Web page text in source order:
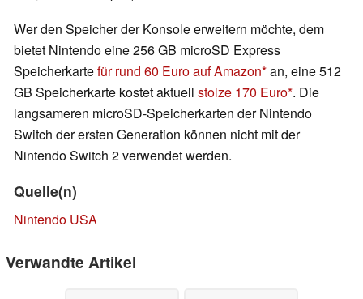
Wer den Speicher der Konsole erweitern möchte, dem
bietet Nintendo eine 256 GB microSD Express
Speicherkartefür rund 60 Euro auf Amazon an, eine 512
GB Speicherkarte kostet aktuell stolze 170 Euro . Die
langsameren microSD-Speicherkarten der Nintendo
Switch der ersten Generation können nicht mit der
Nintendo Switch 2 verwendet werden.
Quelle(n)
Nintendo USA
Verwandte Artikel